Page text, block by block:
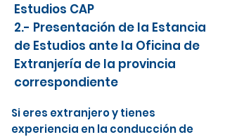
Estudios CAP
2.- Presentación de la Estancia
de Estudios ante la Oficina de
Extranjería de la provincia
correspondiente
Si eres extranjero y tienes
experiencia en la conducción de